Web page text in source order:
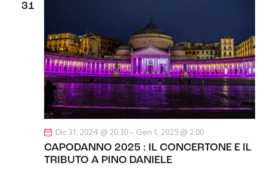
31
CAPODANNO 2025 : IL CONCERTONE E IL
TRIBUTO A PINO DANIELE
Dic 31, 2024 @ 20:30 - Gen 1, 2025 @ 2:00